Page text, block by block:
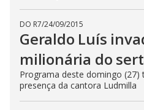
DO R7/24/09/2015
Geraldo Luís
milionária do
Programa deste domingo
presença da cantora Ludmilla